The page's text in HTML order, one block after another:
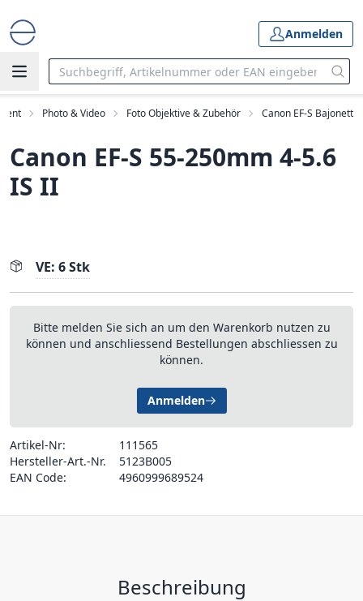
Anmelden
Photo & Video Foto Objektive & Zubehör Canon EF-S Bajonett
Canon EF-S 55-250mm 4-5.6
IS II
VE: 6 Stk
Bitte melden Sie sich an um den Warenkorb nutzen zu
können und anschliessend Bestellungen abschliessen zu
können.
Anmelden
Artikel-Nr:
111565
Hersteller-Art.-Nr.
5123B005
EAN Code:
4960999689524
Beschreibung